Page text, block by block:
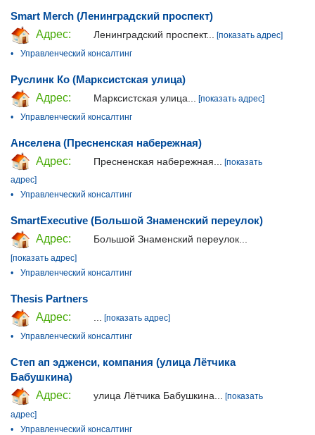
Smart Merch (Ленинградский проспект)
Адрес:
Ленинградский проспект...
[показать адрес]
•
Управленческий консалтинг
Руслинк Ко (Марксистская улица)
Адрес:
Марксистская улица...
[показать адрес]
•
Управленческий консалтинг
Анселена (Пресненская набережная)
Адрес:
Пресненская набережная...
[показать
адрес]
•
Управленческий консалтинг
SmartExecutive (Большой Знаменский переулок)
Адрес:
Большой Знаменский переулок...
[показать адрес]
•
Управленческий консалтинг
Thesis Partners
Адрес:
... [показать адрес]
•
Управленческий консалтинг
Степ ап эдженси, компания (улица Лётчика
Бабушкина)
Адрес:
улица Лётчика Бабушкина...
[показать
адрес]
•
Управленческий консалтинг